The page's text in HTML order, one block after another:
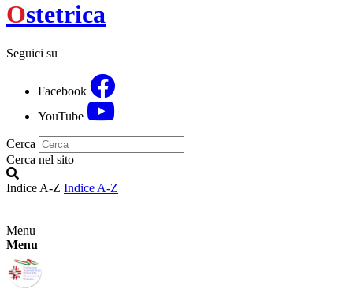
Ostetrica
Seguici su
Facebook
YouTube
Cerca
Cerca nel sito
Indice A-Z Indice A-Z
Menu
Menu